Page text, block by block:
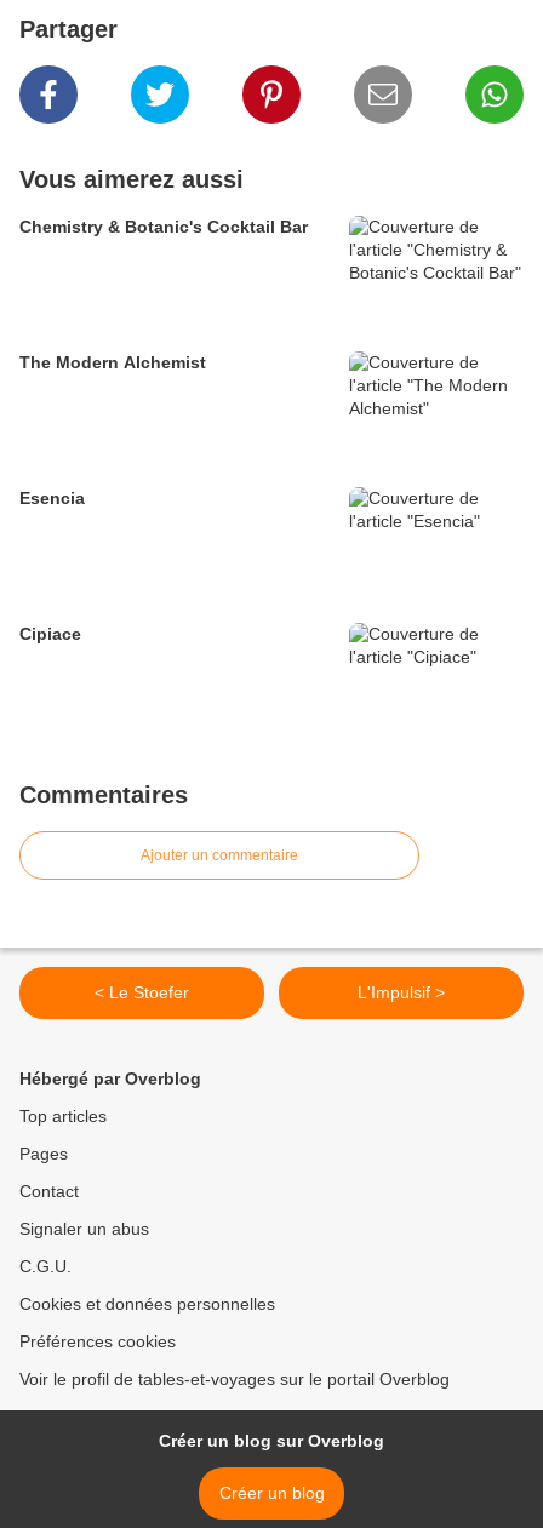
Partager
Vous aimerez aussi
Chemistry & Botanic's Cocktail Bar
The Modern Alchemist
Esencia
Cipiace
Commentaires
Ajouter un commentaire
< Le Stoefer L'Impulsif >
Hébergé par Overblog
Top articles
Pages
Contact
Signaler un abus
C.G.U.
Cookies et données personnelles
Préférences cookies
Voir le profil de tables-et-voyages sur le portail Overblog
Créer un blog sur Overblog
Créer un blog